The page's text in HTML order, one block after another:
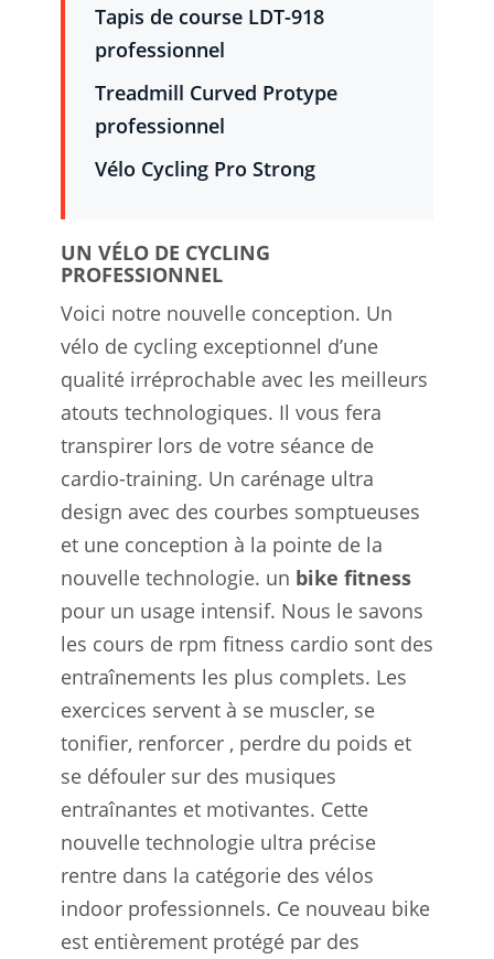
Tapis de course LDT-918
professionnel
Treadmill Curved Protype
professionnel
Vélo Cycling Pro Strong
UN VÉLO DE CYCLING
PROFESSIONNEL
Voici notre nouvelle conception. Un
vélo de cycling exceptionnel d’une
qualité irréprochable avec les meilleurs
atouts technologiques. Il vous fera
transpirer lors de votre séance de
cardio-training. Un carénage ultra
design avec des courbes somptueuses
et une conception à la pointe de la
nouvelle technologie. un bike fitness
pour un usage intensif. Nous le savons
les cours de rpm fitness cardio sont des
entraînements les plus complets. Les
exercices servent à se muscler, se
tonifier, renforcer , perdre du poids et
se défouler sur des musiques
entraînantes et motivantes. Cette
nouvelle technologie ultra précise
rentre dans la catégorie des vélos
indoor professionnels. Ce nouveau bike
est entièrement protégé par des